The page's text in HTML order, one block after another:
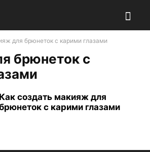
для брюнеток с карими глазами
брюнеток с
Как создать макияж для
с карими глазами